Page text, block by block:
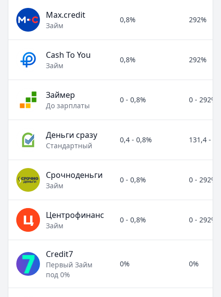
Max.credit
Займ
0,8% 292%
Cash To You
Займ
0,8% 292%
Займер
До зарплаты
0 - 0,8% 0 - 292%
Деньги сразу
Стандартный
0,4 - 0,8% 131,4 -
Срочноденьги
Займ
0 - 0,8% 0 - 292%
Центрофинанс
Займ
0 - 0,8% 0 - 292%
Credit7
Первый Займ
под 0%
0% 0%